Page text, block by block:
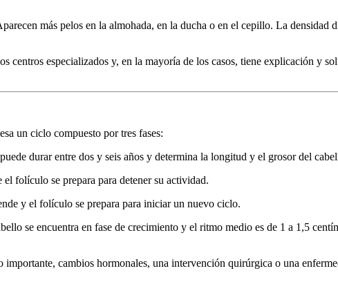
más pelos en la almohada, en la ducha o en el cepillo. La densidad
centros especializados y, en la mayoría de los casos, tiene explicación y
un ciclo compuesto por tres fases:
durar entre dos y seis años y determina la longitud y el grosor del
el folículo se prepara para detener su actividad.
y el folículo se prepara para iniciar un nuevo ciclo.
se encuentra en fase de crecimiento y el ritmo medio es de 1 a 1,5
importante, cambios hormonales, una intervención quirúrgica o una